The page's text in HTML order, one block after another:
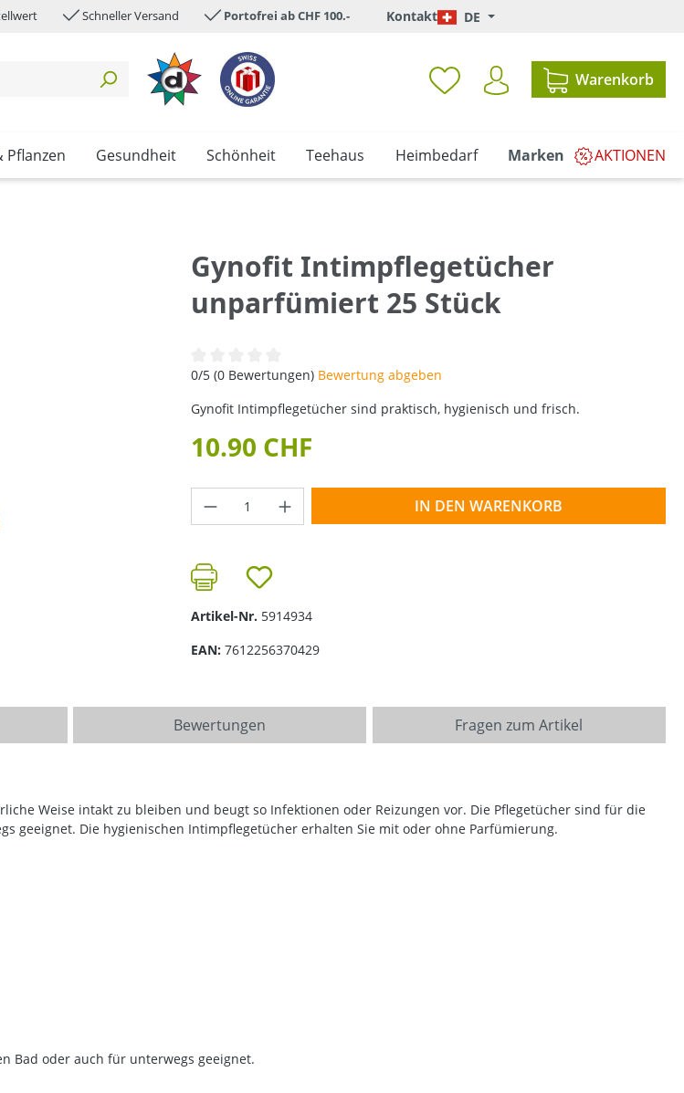
Schneller Versand Portofrei ab CHF 100.- Kontakt DE
Warenkorb
Pflanzen Gesundheit Schönheit Teehaus Heimbedarf Marken AKTIONEN
Gynofit Intimpflegetücher
unparfümiert 25 Stück
Durchschnittliche Bewertung von 0 von 5 Sternen
0/5 (0 Bewertungen) Bewertung abgeben
Gynofit Intimpflegetücher sind praktisch, hygienisch und frisch.
10.90 CHF
Produkt Anzahl: Gib den gewünschten Wert
IN DEN WARENKORB
Artikel-Nr. 5914934
EAN: 7612256370429
Bewertungen Fragen zum Artikel
Weise intakt zu bleiben und beugt so Infektionen oder Reizungen vor. Die Pflegetücher sind für die
geeignet. Die hygienischen Intimpflegetücher erhalten Sie mit oder ohne Parfümierung.
Bad oder auch für unterwegs geeignet.